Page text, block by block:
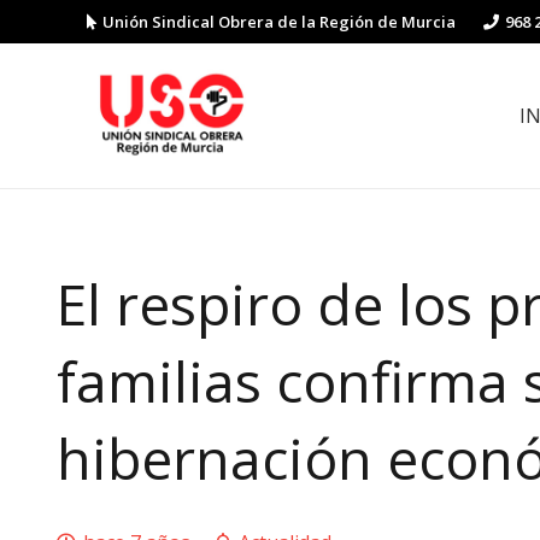
Unión Sindical Obrera de la Región de Murcia 968
El respiro de los
familias confirma
hibernación